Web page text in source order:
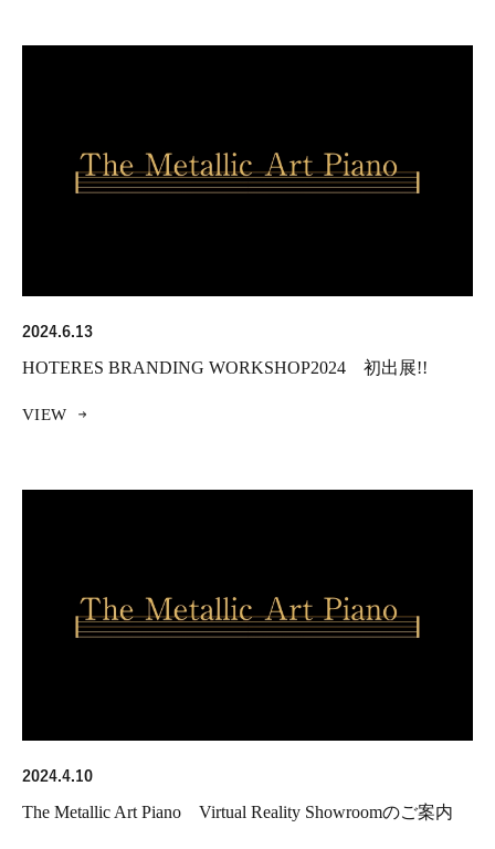
2024.6.13
HOTERES BRANDING WORKSHOP2024 初出展!!
VIEW
2024.4.10
The Metallic Art Piano Virtual Reality Showroomのご案内